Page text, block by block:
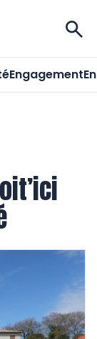
Entreprises
Engagement